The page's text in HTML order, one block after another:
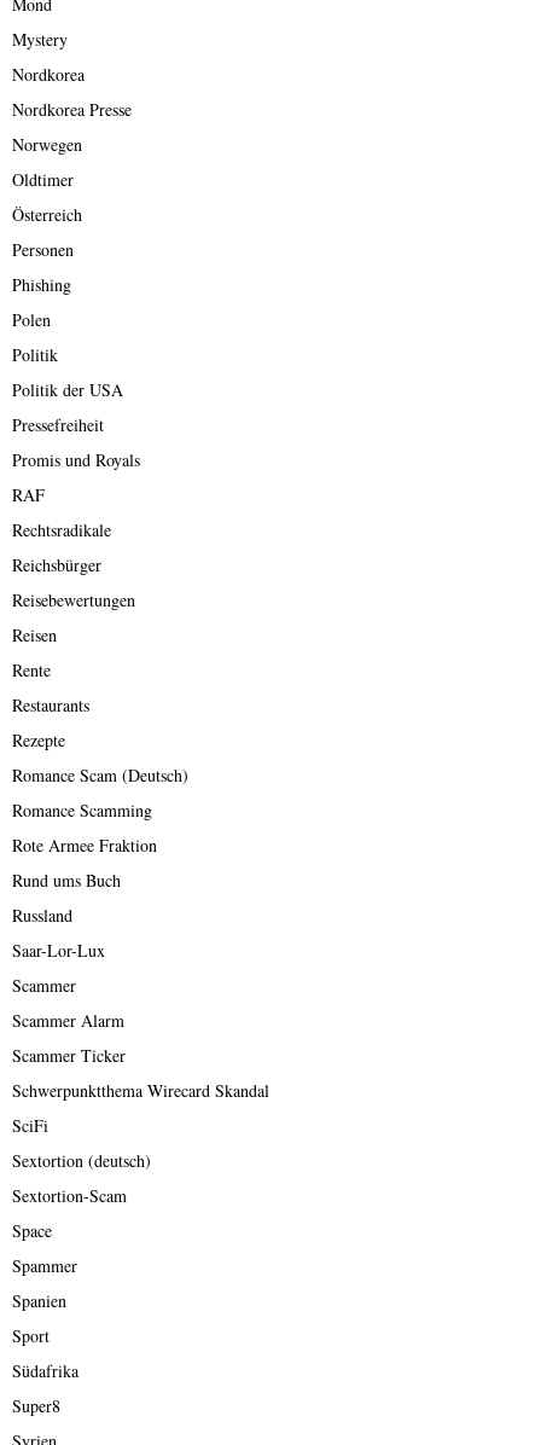
Mystery
Nordkorea
Nordkorea Presse
Norwegen
Oldtimer
Österreich
Personen
Phishing
Polen
Politik
Politik der USA
Pressefreiheit
Promis und Royals
RAF
Rechtsradikale
Reichsbürger
Reisebewertungen
Reisen
Rente
Restaurants
Rezepte
Romance Scam (Deutsch)
Romance Scamming
Rote Armee Fraktion
Rund ums Buch
Russland
Saar-Lor-Lux
Scammer
Scammer Alarm
Scammer Ticker
Schwerpunktthema Wirecard Skandal
SciFi
Sextortion (deutsch)
Sextortion-Scam
Space
Spammer
Spanien
Sport
Südafrika
Super8
Syrien